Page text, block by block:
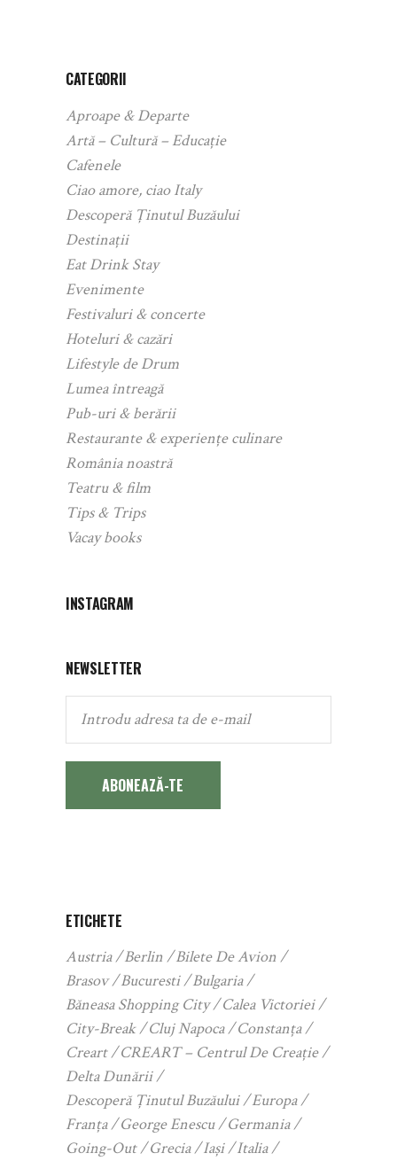
CATEGORII
Aproape & Departe
Artă – Cultură – Educație
Cafenele
Ciao amore, ciao Italy
Descoperă Ținutul Buzăului
Destinații
Eat Drink Stay
Evenimente
Festivaluri & concerte
Hoteluri & cazări
Lifestyle de Drum
Lumea întreagă
Pub-uri & berării
Restaurante & experiențe culinare
România noastră
Teatru & film
Tips & Trips
Vacay books
INSTAGRAM
NEWSLETTER
ABONEAZĂ-TE
ETICHETE
Austria Berlin
Bilete De Avion
Brasov
Bucuresti
Bulgaria
Băneasa Shopping City
Calea Victoriei
City-Break
Cluj Napoca
Constanța
Creart
CREART – Centrul De Creație
Delta Dunării
Descoperă Ținutul Buzăului
Europa
Franța
George Enescu
Germania
Going-Out
Grecia Iași
Italia